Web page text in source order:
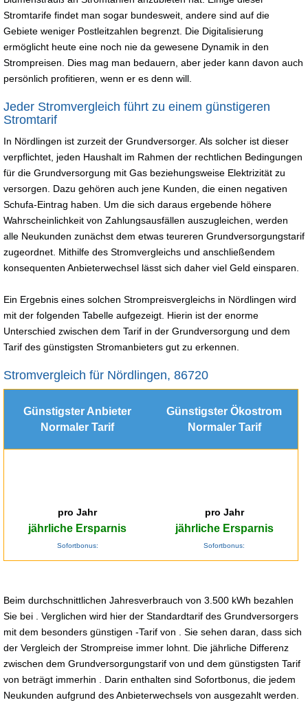
Stromtarife findet man sogar bundesweit, andere sind auf die
Gebiete weniger Postleitzahlen begrenzt. Die Digitalisierung
ermöglicht heute eine noch nie da gewesene Dynamik in den
Strompreisen. Dies mag man bedauern, aber jeder kann davon auch
persönlich profitieren, wenn er es denn will.
Jeder Stromvergleich führt zu einem günstigeren
Stromtarif
In Nördlingen ist zurzeit der Grundversorger. Als solcher ist dieser
verpflichtet, jeden Haushalt im Rahmen der rechtlichen Bedingungen
für die Grundversorgung mit Gas beziehungsweise Elektrizität zu
versorgen. Dazu gehören auch jene Kunden, die einen negativen
Schufa-Eintrag haben. Um die sich daraus ergebende höhere
Wahrscheinlichkeit von Zahlungsausfällen auszugleichen, werden
alle Neukunden zunächst dem etwas teureren Grundversorgungstarif
zugeordnet. Mithilfe des Stromvergleichs und anschließendem
konsequenten Anbieterwechsel lässt sich daher viel Geld einsparen.
Ein Ergebnis eines solchen Strompreisvergleichs in Nördlingen wird
mit der folgenden Tabelle aufgezeigt. Hierin ist der enorme
Unterschied zwischen dem Tarif in der Grundversorgung und dem
Tarif des günstigsten Stromanbieters gut zu erkennen.
Stromvergleich für Nördlingen, 86720
Günstigster Anbieter
Normaler Tarif
Günstigster Ökostrom
Normaler Tarif
pro Jahr
jährliche Ersparnis
Sofortbonus:
pro Jahr
jährliche Ersparnis
Sofortbonus:
Beim durchschnittlichen Jahresverbrauch von 3.500 kWh bezahlen
Sie bei . Verglichen wird hier der Standardtarif des Grundversorgers
mit dem besonders günstigen -Tarif von . Sie sehen daran, dass sich
der Vergleich der Strompreise immer lohnt. Die jährliche Differenz
zwischen dem Grundversorgungstarif von und dem günstigsten Tarif
von beträgt immerhin . Darin enthalten sind Sofortbonus, die jedem
Neukunden aufgrund des Anbieterwechsels von ausgezahlt werden.